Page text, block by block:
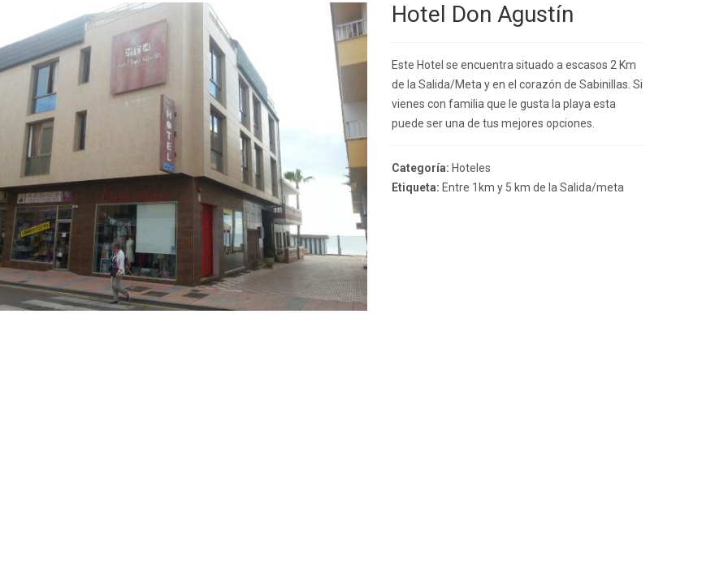
Hotel Don Agustín
Este Hotel se encuentra situado a escasos 2 Km
de la Salida/Meta y en el corazón de Sabinillas. Si
vienes con familia que le gusta la playa esta
puede ser una de tus mejores opciones.
Categoría: Hoteles
Etiqueta: Entre 1km y 5 km de la Salida/meta